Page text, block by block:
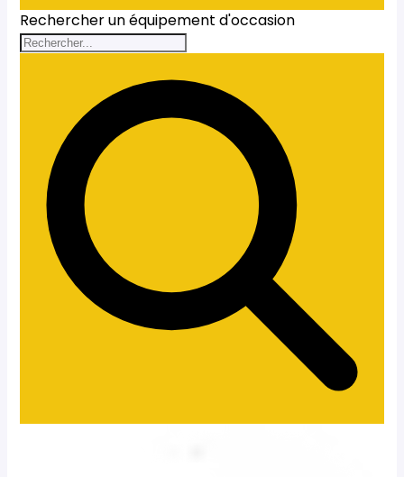
Rechercher un équipement d'occasion